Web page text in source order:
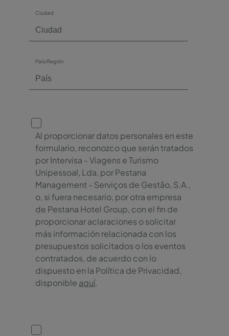
Ciudad
País/Región
Al proporcionar datos personales en este
formulario, reconozco que serán tratados
por Intervisa - Viagens e Turismo
Unipessoal, Lda, por Pestana
Management - Serviços de Gestão, S.A.,
o, si fuera necesario, por otra empresa
de Pestana Hotel Group, con el fin de
proporcionar aclaraciones o solicitar
más información relacionada con los
presupuestos solicitados o los eventos
contratados, de acuerdo con lo
dispuesto en la Política de Privacidad,
disponible aquí.